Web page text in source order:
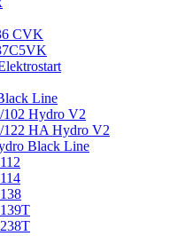
CVK
Line
102 Hydro V2
122 HA Hydro V2
Black Line